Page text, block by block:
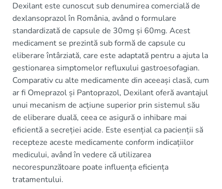
Dexilant este cunoscut sub denumirea comercială de
dexlansoprazol în România, având o formulare
standardizată de capsule de 30mg și 60mg. Acest
medicament se prezintă sub formă de capsule cu
eliberare întârziată, care este adaptată pentru a ajuta la
gestionarea simptomelor refluxului gastroesofagian.
Comparativ cu alte medicamente din aceeași clasă, cum
ar fi Omeprazol și Pantoprazol, Dexilant oferă avantajul
unui mecanism de acțiune superior prin sistemul său
de eliberare duală, ceea ce asigură o inhibare mai
eficientă a secreției acide. Este esențial ca pacienții să
recepteze aceste medicamente conform indicațiilor
medicului, având în vedere că utilizarea
necorespunzătoare poate influența eficiența
tratamentului.